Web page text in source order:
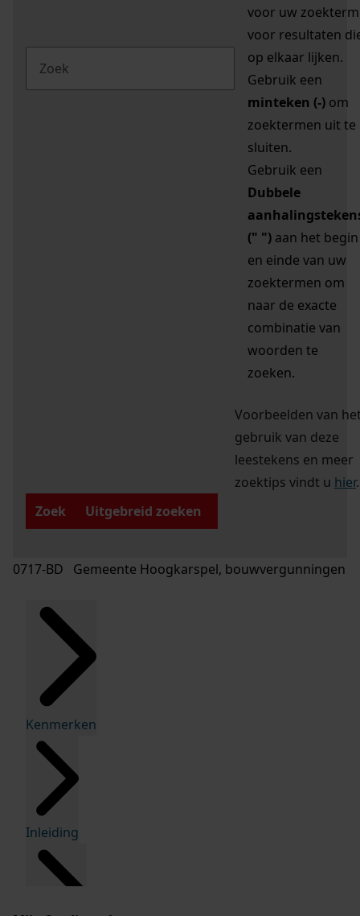
voor uw zoekterm
voor resultaten
op elkaar lijken.
Gebruik een
minteken (-) om
zoektermen uit te
sluiten.
Gebruik een
Dubbele
(" ") aan het begin
en einde van uw
zoektermen om
naar de exacte
combinatie van
woorden te
zoeken.
Voorbeelden van
gebruik van deze
leestekens en meer
zoektips vindt u hier.
Zoek
Uitgebreid zoeken
0717-BD Gemeente Hoogkarspel, bouwvergunningen
Kenmerken
Inleiding